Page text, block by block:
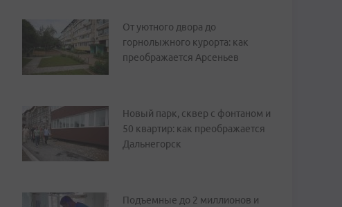
От уютного двора до
горнолыжного курорта: как
преображается Арсеньев
Новый парк, сквер с фонтаном и
50 квартир: как преображается
Дальнегорск
Подъемные до 2 миллионов и